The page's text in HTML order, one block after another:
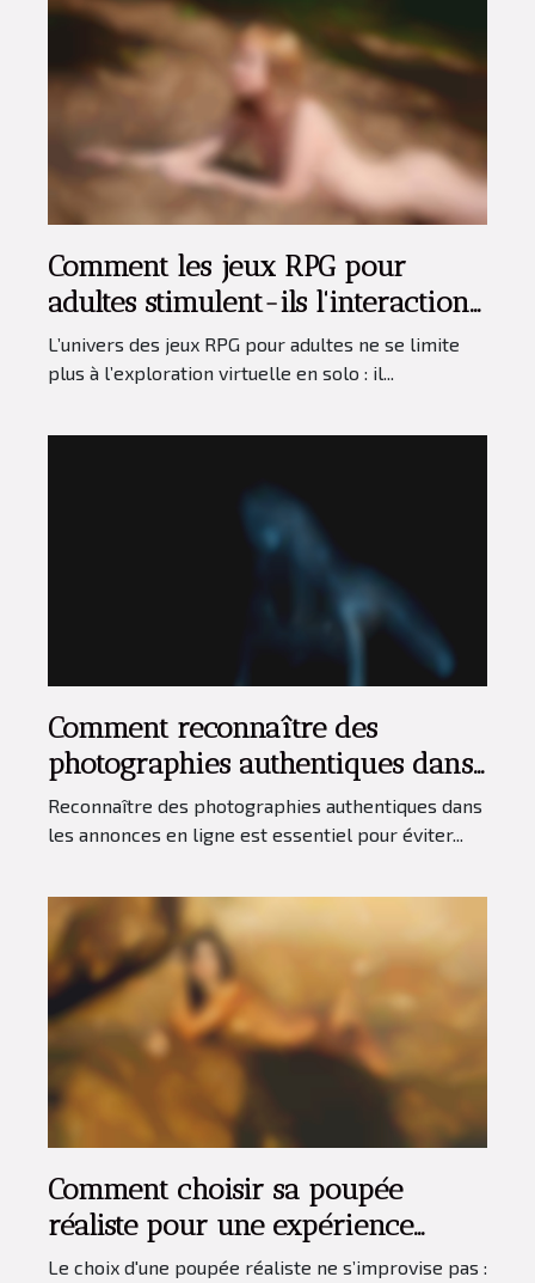
Comment les jeux RPG pour
adultes stimulent-ils l'interaction
sociale en ligne ?
L’univers des jeux RPG pour adultes ne se limite
plus à l’exploration virtuelle en solo : il...
Comment reconnaître des
photographies authentiques dans
les annonces en ligne ?
Reconnaître des photographies authentiques dans
les annonces en ligne est essentiel pour éviter...
Comment choisir sa poupée
réaliste pour une expérience
personnalisée ?
Le choix d'une poupée réaliste ne s’improvise pas :